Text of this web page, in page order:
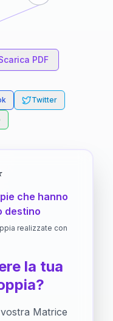
PDF
Twitter
che hanno
destino
realizzate con
la tua
Matrice